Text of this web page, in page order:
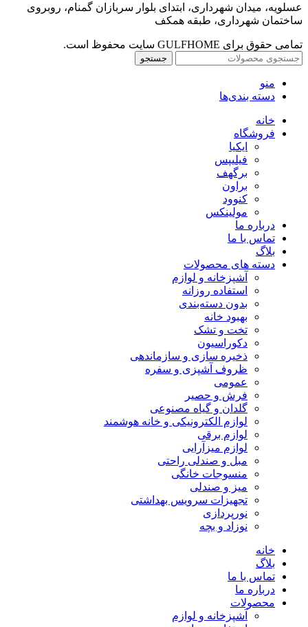
عسلویه، میدان شهرداری، ابتدای بلوار سربازان گمنام، روبروی
ساختمان شهرداری، طبقه همکف
تمامی حقوق برای GULFHOME سایت محفوظ است.
جستجو
منو
دسته بندی‌ها
خانه
فروشگاه
ایکیا
فیلیپس
برگهف
براون
کنوود
مولینکس
درباره ما
تماس با ما
بلاگ
دسته های محصولات
آشپزخانه و لوازم
استفاده روزانه
بدون دسته‌بندی
بهبود خانه
تخت و تشک
دکوراسیون
ذخیره سازی و سازماندهی
ظروف آشپزی و سفره
عمومی
فرش و حصیر
گلدان و گیاه مصنوعی
لوازم الکترونیکی و خانه هوشمند
لوازم برقی
لوازم میزآرایی
مبل و صندلی راحتی
منسوجات خانگی
میز و صندلی
تجهیزات سرویس بهداشتی
نورپردازی
نوزاد و بچه
خانه
بلاگ
تماس با ما
درباره ما
محصولات
آشپزخانه و لوازم